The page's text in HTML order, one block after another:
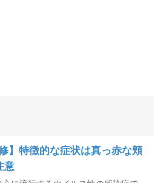
】特徴的な症状は真っ赤な頬
意